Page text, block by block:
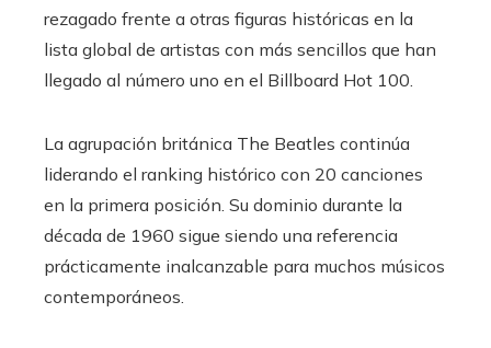
rezagado frente a otras figuras históricas en la
lista global de artistas con más sencillos que han
llegado al número uno en el Billboard Hot 100.
La agrupación británica The Beatles continúa
liderando el ranking histórico con 20 canciones
en la primera posición. Su dominio durante la
década de 1960 sigue siendo una referencia
prácticamente inalcanzable para muchos músicos
contemporáneos.